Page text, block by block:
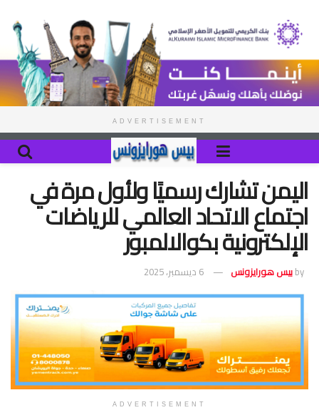
ADVERTISEMENT
اليمن تشارك رسميًا ولأول مرة في
اجتماع الاتحاد العالمي للرياضات
الإلكترونية بكوالالمبور
byبيس هورايزونس 6 ديسمبر، 2025
ADVERTISEMENT